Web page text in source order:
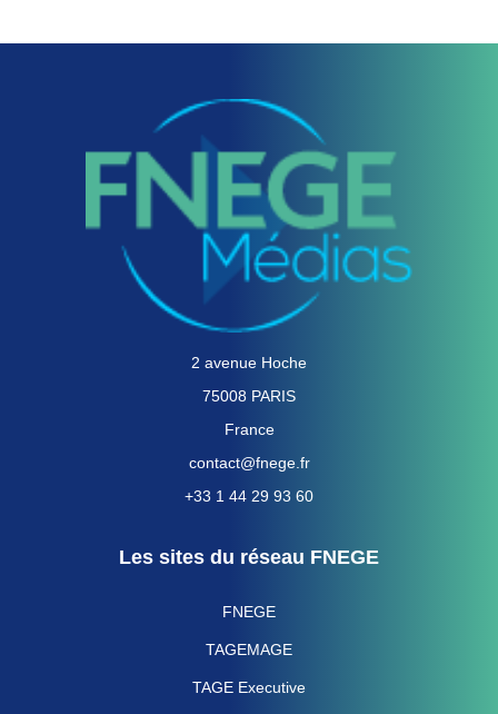
2 avenue Hoche
75008 PARIS
France
contact@fnege.fr
+33 1 44 29 93 60
Les sites du réseau FNEGE
FNEGE
TAGEMAGE
TAGE Executive